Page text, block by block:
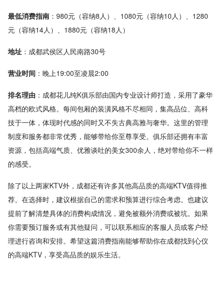
最低消费指南 ：980元（容纳8人）、1080元（容纳10人）、1280
元（容纳14人）、1880元（容纳18人）
地址 ：成都武侯区人民南路30号
营业时间 ：晚上19:00至凌晨2:00
排名理由 ：成都花儿纯K俱乐部由国内专业设计师打造，采用了豪华
高档的欧式风格。每间包厢的装潢风格不尽相同，集高品位、高科
技于一体，体现时代感的同时又不失古典高雅与奢华。这里的管理
制度和服务都非常优秀，能够带给你至尊享受。俱乐部还拥有丰富
资源，包括高端气质、优雅谈吐的美女300余人，绝对带给你不一样
的感受。
除了以上两家KTV外，成都还有许多其他高品质的高端KTV值得推
荐。在选择时，建议根据自己的需求和预算进行综合考虑。也建议
提前了解清楚具体的消费构成情况，避免被额外消费或被坑。如果
你需要预订服务或有其他疑问，可以联系相应的客服人员或客户经
理进行咨询和安排。希望这篇消费指南能够帮助你在成都找到心仪
的高端KTV，享受高品质的娱乐生活。